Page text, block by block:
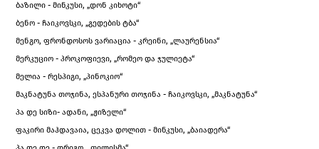
ბაზილი - მინკუსი, „დონ კიხოტი“
ბენო - ჩაიკოვსკი, „გედების ტბა“
მენგო, ფრონდოსოს ვარიაცია - კრეინი, „ლაურენსია“
მერკუციო - პროკოფიევი, „რომეო და ჯულიეტა“
მელია - რესპიგი, „პინოკიო“
მაკნატუნა თოჯინა, ესპანური თოჯინა - ჩაიკოვსკი, „მაკნატუნა“
პა დე სიზი- ადანი, „ჟიზელი“
ფაკირი მაჰდავაია, ცეკვა დოლით - მინკუსი, „ბაიადერა“